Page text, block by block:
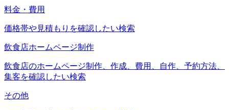
料金・費用
価格帯や見積もりを確認したい検索
飲食店ホームページ制作
飲食店のホームページ制作、作成、費用、自作、予約方法、
集客を確認したい検索
その他